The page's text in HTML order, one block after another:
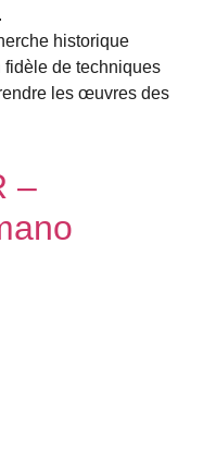
historique
fidèle de techniques
les œuvres des
–